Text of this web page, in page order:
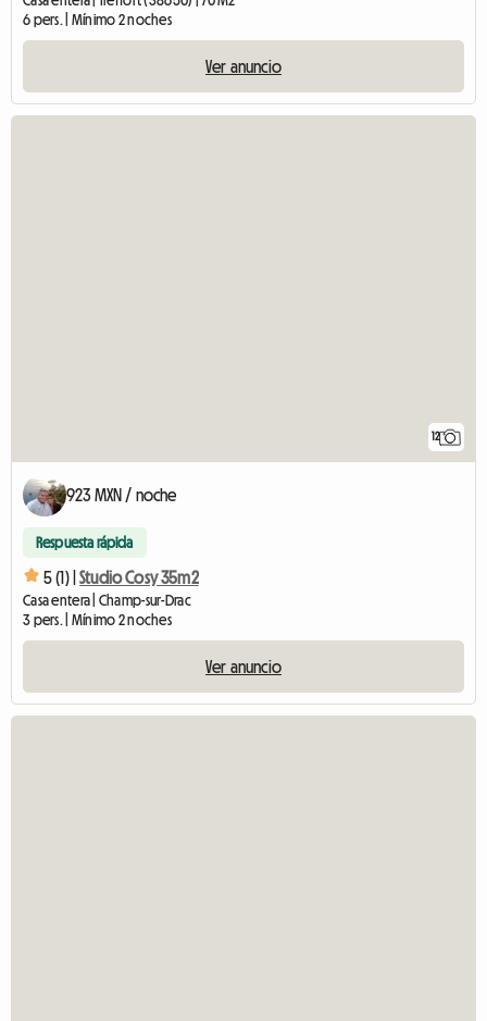
6 pers. | Mínimo 2 noches
Ver anuncio
12
923 MXN / noche
Respuesta rápida
5 (1) | Studio Cosy 35m2
Casa entera | Champ-sur-Drac
3 pers. | Mínimo 2 noches
Ver anuncio